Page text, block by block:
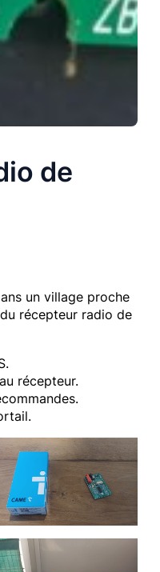
de
un village proche
récepteur radio de
récepteur.